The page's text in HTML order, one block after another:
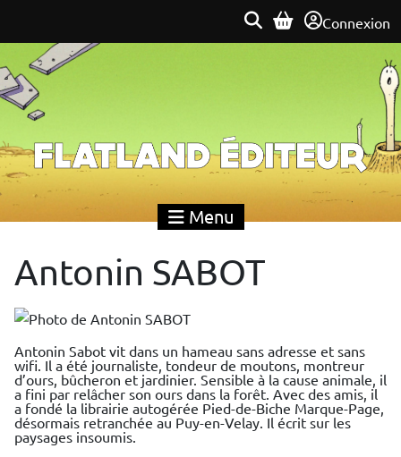
Connexion
Flatland Éditeur
Menu
Antonin SABOT
Antonin Sabot vit dans un hameau sans adresse et sans
wifi. Il a été journaliste, tondeur de moutons, montreur
d’ours, bûcheron et jardinier. Sensible à la cause animale, il
a fini par relâcher son ours dans la forêt. Avec des amis, il
a fondé la librairie autogérée Pied-de-Biche Marque-Page,
désormais retranchée au Puy-en-Velay. Il écrit sur les
paysages insoumis.